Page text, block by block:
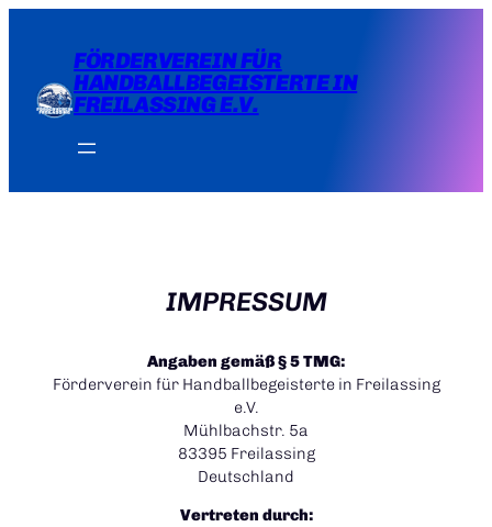
springenFÖRDERVEREIN FÜR
HANDBALLBEGEISTERTE IN
FREILASSING E.V.
IMPRESSUM
Angaben gemäß § 5 TMG:
Förderverein für Handballbegeisterte in Freilassing
e.V.
Mühlbachstr. 5a
83395 Freilassing
Deutschland
Vertreten durch: